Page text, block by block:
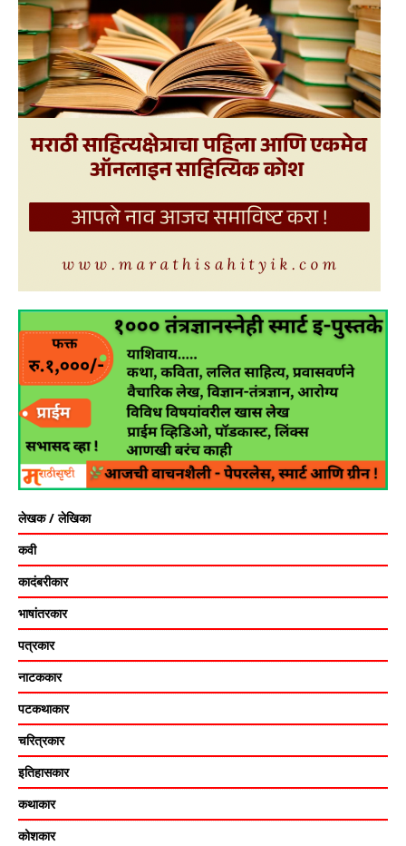
लेखक / लेखिका
कवी
कादंबरीकार
भाषांतरकार
पत्रकार
नाटककार
पटकथाकार
चरित्रकार
इतिहासकार
कथाकार
कोशकार